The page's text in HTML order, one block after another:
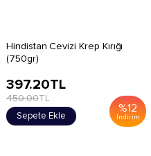
Hindistan Cevizi Krep Kırığı
(750gr)
%12
İndirim
397.20TL
450.00TL
Sepete Ekle